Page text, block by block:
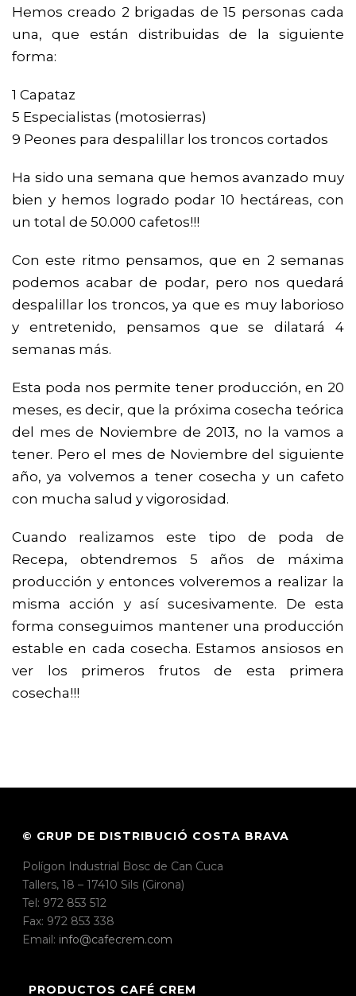
Hemos creado 2 brigadas de 15 personas cada
una, que están distribuidas de la siguiente
forma:
1 Capataz
5 Especialistas (motosierras)
9 Peones para despalillar los troncos cortados
Ha sido una semana que hemos avanzado muy
bien y hemos logrado podar 10 hectáreas, con
un total de 50.000 cafetos!!!
Con este ritmo pensamos, que en 2 semanas
podemos acabar de podar, pero nos quedará
despalillar los troncos, ya que es muy laborioso
y entretenido, pensamos que se dilatará 4
semanas más.
Esta poda nos permite tener producción, en 20
meses, es decir, que la próxima cosecha teórica
del mes de Noviembre de 2013, no la vamos a
tener. Pero el mes de Noviembre del siguiente
año, ya volvemos a tener cosecha y un cafeto
con mucha salud y vigorosidad.
Cuando realizamos este tipo de poda de
Recepa, obtendremos 5 años de máxima
producción y entonces volveremos a realizar la
misma acción y así sucesivamente. De esta
forma conseguimos mantener una producción
estable en cada cosecha. Estamos ansiosos en
ver los primeros frutos de esta primera
cosecha!!!
© GRUP DE DISTRIBUCIÓ COSTA BRAVA
Polígon Industrial Bosc de Can Cuca
Tallers, 18 – 17410 Sils (Girona)
Tel: 972 853 512
Fax: 972 853 338
Email: info@cafecrem.com
PRODUCTOS CAFÉ CREM